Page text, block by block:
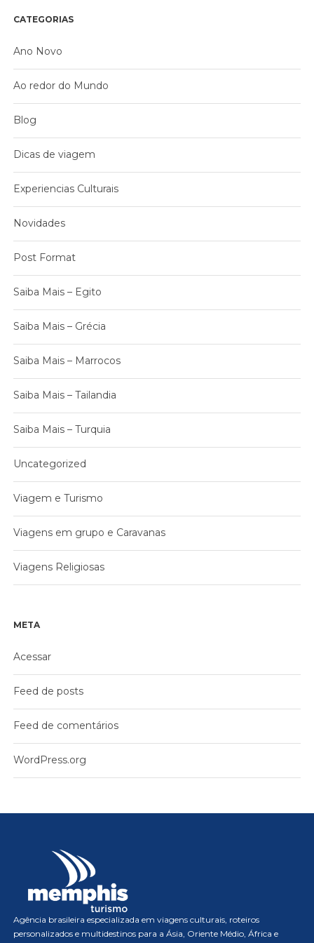
CATEGORIAS
Ano Novo
Ao redor do Mundo
Blog
Dicas de viagem
Experiencias Culturais
Novidades
Post Format
Saiba Mais – Egito
Saiba Mais – Grécia
Saiba Mais – Marrocos
Saiba Mais – Tailandia
Saiba Mais – Turquia
Uncategorized
Viagem e Turismo
Viagens em grupo e Caravanas
Viagens Religiosas
META
Acessar
Feed de posts
Feed de comentários
WordPress.org
Agência brasileira especializada em viagens culturais, roteiros
personalizados e multidestinos para a Ásia, Oriente Médio, África e